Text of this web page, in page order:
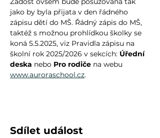
jako by byla přijata v den řádného
zápisu dětí do MŠ. Řádný zápis do MŠ,
taktéž s možnou prohlídkou školky se
koná 5.5.2025, viz Pravidla zápisu na
školní rok 2025/2026 v sekcích: Úřední
deska nebo Pro rodiče na webu
www.auroraschool.cz.
Sdílet událost